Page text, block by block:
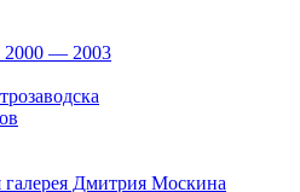
2000 — 2003
галерея Дмитрия Москина